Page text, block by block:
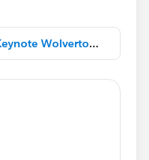
MidwestDreamin Closing Keynote Wolverton.Enders.pptx